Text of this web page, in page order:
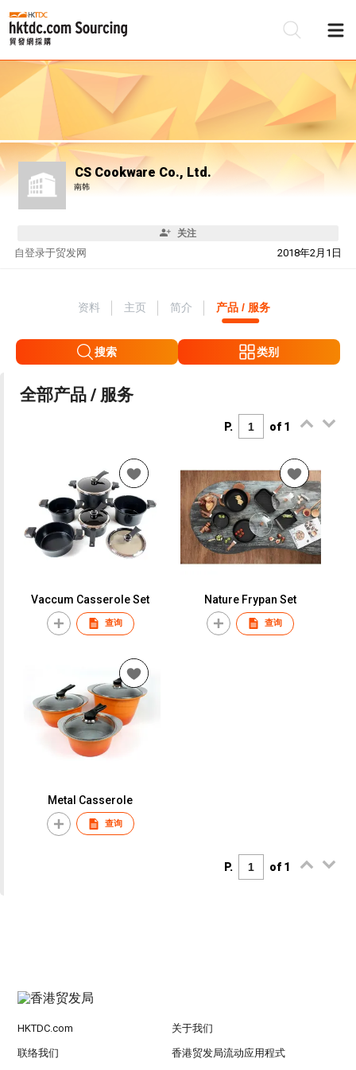
CS Cookware Co., Ltd.
南韩
关注
自 2018年2月1日
登录于贸发网
资料 主页 简介 产品 / 服务
搜索 类别
全部产品 / 服务
P. of 1
Vaccum Casserole Set
查询
Nature Frypan Set
查询
Metal Casserole
查询
P. of 1
HKTDC.com 关于我们
联络我们 香港贸发局流动应用程式